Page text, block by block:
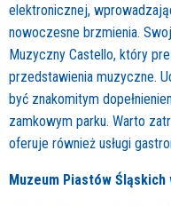
elektronicznej,
nowoczesne brzmienia.
Muzyczny Castello, który
przedstawienia muzyczne.
być znakomitym
zamkowym parku. Warto
oferuje również usługi
Muzeum Piastów Śląskich